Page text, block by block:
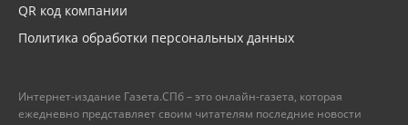
QR код компании
Политика обработки персональных данных
Интернет-издание Газета.СПб – это онлайн-газета, которая
ежедневно представляет своим читателям последние новости